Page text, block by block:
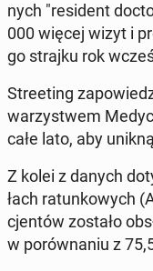
nych "re­si­dent
000 więcej wizyt i
go strajku rok
Stre­eting
wa­rzy­stwem
całe lato, aby
Z kolei z danych
łach ra­tun­ko­wych
cjen­tów zostało
w po­rów­na­niu z